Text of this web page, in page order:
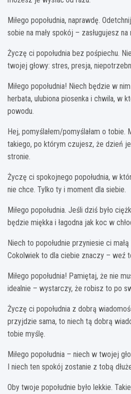
Miłego popołudnia, naprawdę.
sobie na mały spokój – zasługujesz
Życzę ci popołudnia bez pośpiechu.
twojej głowy: stres, presja,
Miłego popołudnia! Niech będzie w
herbata, ulubiona piosenka i chwila, w
powodu.
Hej, pomyślałem/pomyślałam o tobie.
takiego, po którym czujesz, że dzień
stronie.
Życzę ci spokojnego popołudnia, w
nie chce. Tylko ty i moment dla siebie.
Miłego popołudnia. Jeśli dziś było
będzie miękka i łagodna jak koc w
Niech to popołudnie przyniesie ci
Cokolwiek to dla ciebie znaczy – weź
Miłego popołudnia! Pamiętaj, że nie
idealnie – wystarczy, że robisz to po
Życzę ci popołudnia z dobrą
przyjdzie sama, to niech tą dobrą
tobie myślę.
Miłego popołudnia – niech w twojej
I niech ten spokój zostanie z tobą
Oby twoje popołudnie było lekkie.